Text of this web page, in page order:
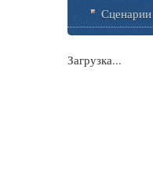
Загрузка...